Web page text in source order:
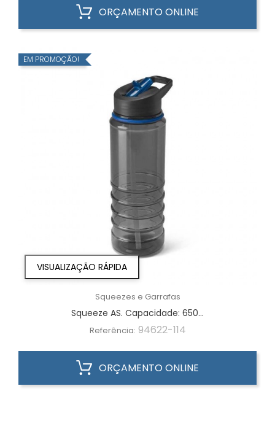
ORÇAMENTO ONLINE
VISUALIZAÇÃO RÁPIDA
EM PROMOÇÃO!
Squeezes e Garrafas
Squeeze AS. Capacidade: 650...
Referência: 94622-114
ORÇAMENTO ONLINE